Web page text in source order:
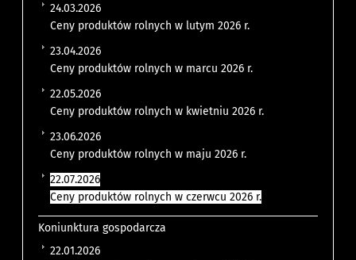
24.03.2026
Ceny produktów rolnych w lutym 2026 r.
23.04.2026
Ceny produktów rolnych w marcu 2026 r.
22.05.2026
Ceny produktów rolnych w kwietniu 2026 r.
23.06.2026
Ceny produktów rolnych w maju 2026 r.
22.07.2026
Ceny produktów rolnych w czerwcu 2026 r.
Koniunktura gospodarcza
22.01.2026